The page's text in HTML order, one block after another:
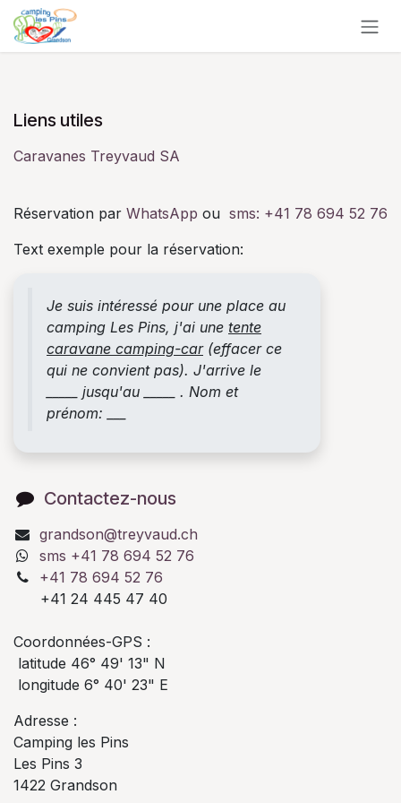
Se rendre au contenu
Liens utiles
Caravanes Treyvaud SA
Réservation par WhatsApp ou sms: +41 78 694 52 76
Text exemple pour la réservation:
Je suis intéressé pour une place au
camping Les Pins, j'ai une tente
caravane camping-car(effacer ce
qui ne convient pas). J'arrive le
_____ jusqu'au _____ . Nom et
prénom: ___
Contactez-nous
grandson@treyvaud.ch
sms +41 78 694 52 76
+41 78 694 52 76
+41 24 445 47 40
Coordonnées-GPS :
latitude 46° 49' 13" N
longitude 6° 40' 23" E
Adresse :
Camping les Pins
Les Pins 3
1422 Grandson